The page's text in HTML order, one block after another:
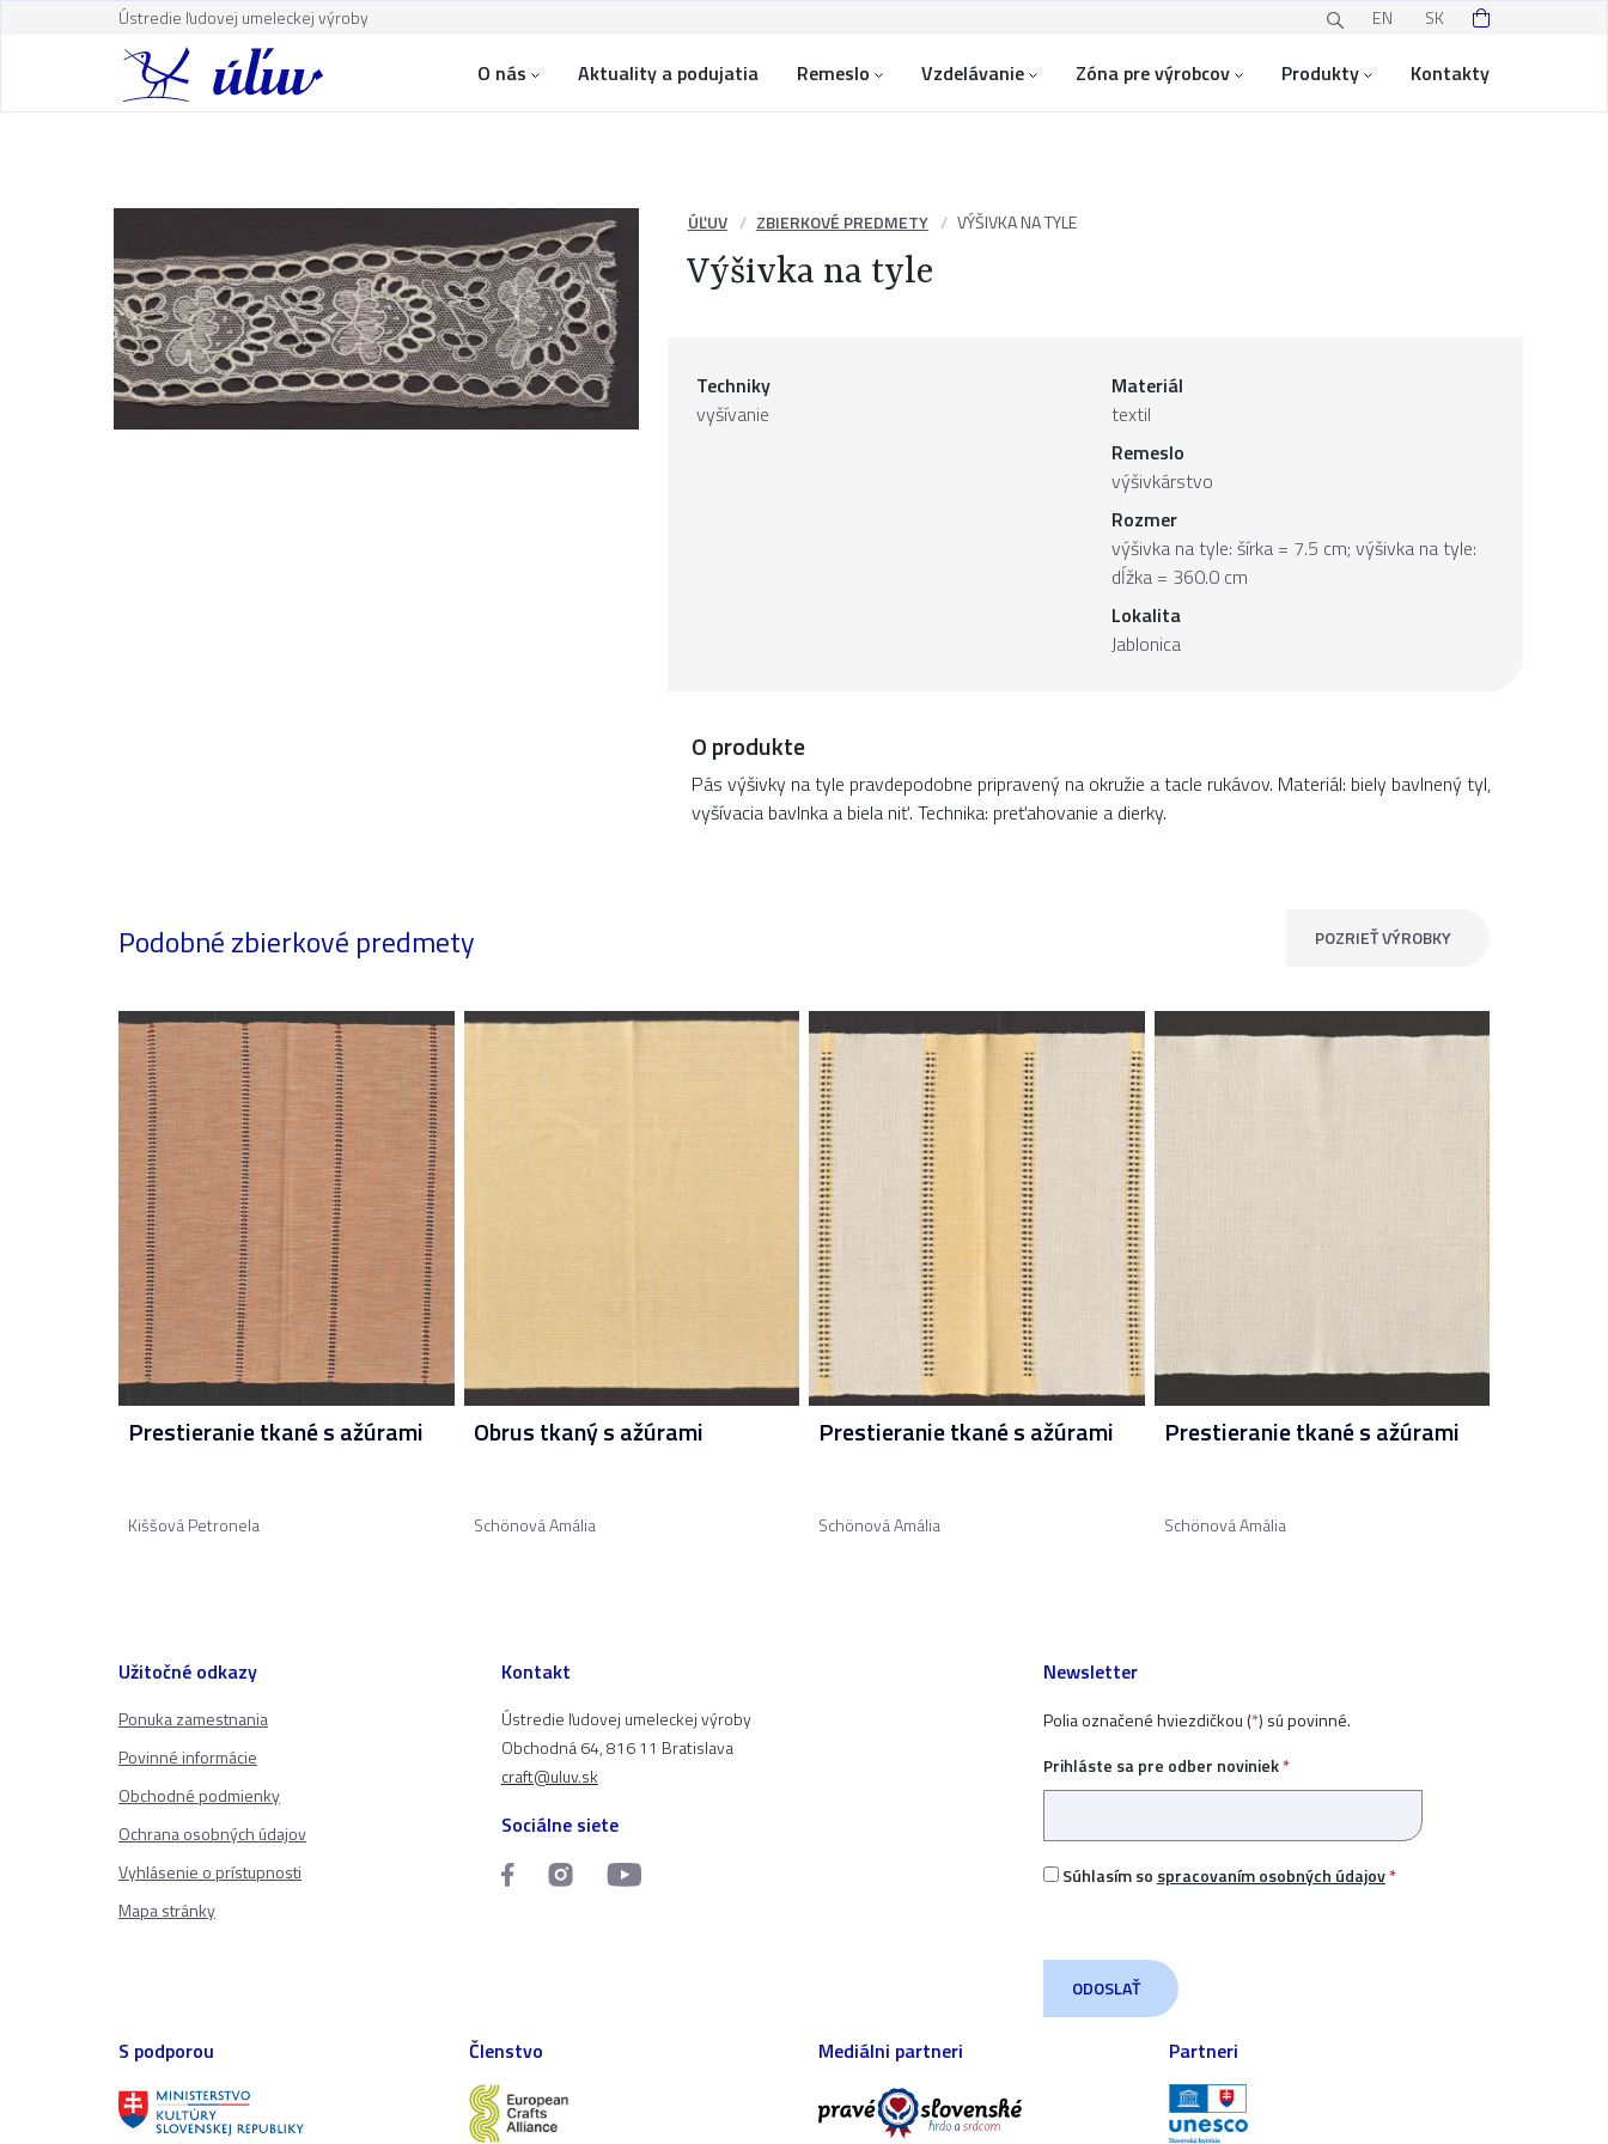
Ústredie ľudovej umeleckej výroby EN SK
O nás Aktuality a podujatia Remeslo Vzdelávanie Zóna pre výrobcov Produkty Kontakty
ÚĽUV ZBIERKOVÉ PREDMETY VÝŠIVKA NA TYLE
Výšivka na tyle
Techniky
vyšívanie
Materiál
textil
Remeslo
výšivkárstvo
Rozmer
výšivka na tyle: šírka = 7.5 cm; výšivka na tyle:
dĺžka = 360.0 cm
Lokalita
Jablonica
O produkte
Pás výšivky na tyle pravdepodobne pripravený na okružie a tacle rukávov. Materiál: biely bavlnený tyl,
vyšívacia bavlnka a biela niť. Technika: preťahovanie a dierky.
Podobné zbierkové predmety POZRIEŤ VÝROBKY
Prestieranie tkané s ažúrami
Kiššová Petronela
Obrus tkaný s ažúrami
Schönová Amália
Prestieranie tkané s ažúrami
Schönová Amália
Prestieranie tkané s ažúrami
Schönová Amália
Užitočné odkazy
Ponuka zamestnania
Povinné informácie
Obchodné podmienky
Ochrana osobných údajov
Vyhlásenie o prístupnosti
Mapa stránky
Kontakt
Ústredie ľudovej umeleckej výroby
Obchodná 64, 816 11 Bratislava
craft@uluv.sk
Sociálne siete
Newsletter
Polia označené hviezdičkou (*) sú povinné.
Prihláste sa pre odber noviniek*
Súhlasím so spracovaním osobných údajov*
S podporou Členstvo Mediálni partneri Partneri